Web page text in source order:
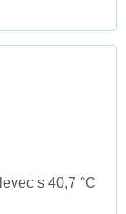
s 40,7 °C